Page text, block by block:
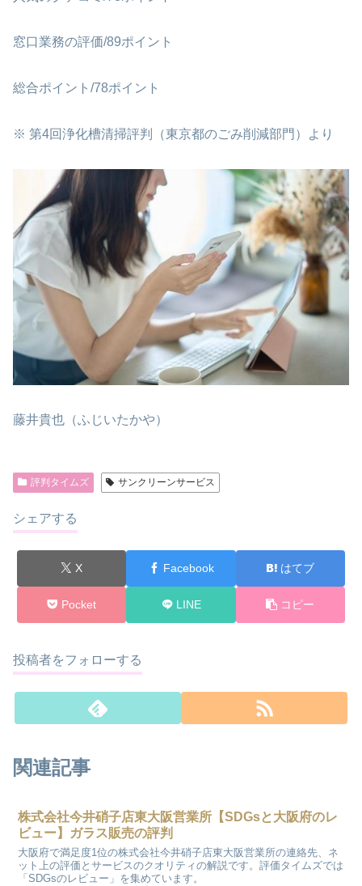
窓口業務の評価/89ポイント
総合ポイント/78ポイント
※ 第4回浄化槽清掃評判（東京都のごみ削減部門）より
藤井貴也（ふじいたかや）
評判タイムズ サンクリーンサービス
シェアする
X Facebook はてブ
Pocket LINE コピー
投稿者をフォローする
関連記事
株式会社今井硝子店東大阪営業所【SDGsと大阪府のレ
ビュー】ガラス販売の評判
大阪府で満足度1位の株式会社今井硝子店東大阪営業所の連絡先、ネ
ット上の評価とサービスのクオリティの解説です。評価タイムズでは
「SDGsのレビュー」を集めています。